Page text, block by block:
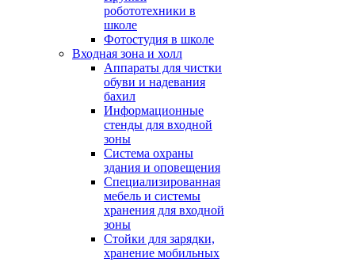
робототехники в
школе
Фотостудия в школе
Входная зона и холл
Аппараты для чистки
обуви и надевания
бахил
Информационные
стенды для входной
зоны
Система охраны
здания и оповещения
Специализированная
мебель и системы
хранения для входной
зоны
Стойки для зарядки,
хранение мобильных